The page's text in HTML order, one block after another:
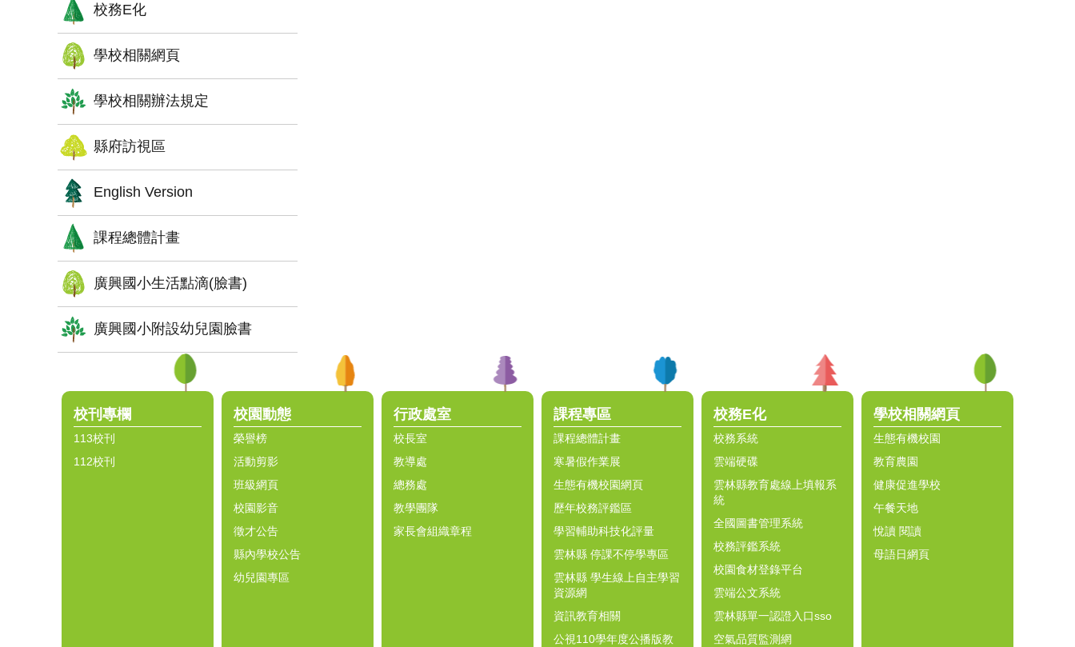
校務E化
學校相關網頁
學校相關辦法規定
縣府訪視區
English Version
課程總體計畫
廣興國小生活點滴(臉書)
廣興國小附設幼兒園臉書
校刊專欄
113校刊
112校刊
校園動態
榮譽榜
活動剪影
班級網頁
校園影音
徵才公告
縣內學校公告
幼兒園專區
行政處室
校長室
教導處
總務處
教學團隊
家長會組織章程
課程專區
課程總體計畫
寒暑假作業展
生態有機校園網頁
歷年校務評鑑區
學習輔助科技化評量
雲林縣 停課不停學專區
雲林縣 學生線上自主學習
資源網
資訊教育相關
公視110學年度公播版教
校務E化
校務系統
雲端硬碟
雲林縣教育處線上填報系
統
全國圖書管理系統
校務評鑑系統
校園食材登錄平台
雲端公文系統
雲林縣單一認證入口sso
空氣品質監測網
學校相關網頁
生態有機校園
教育農園
健康促進學校
午餐天地
悅讀 閱讀
母語日網頁